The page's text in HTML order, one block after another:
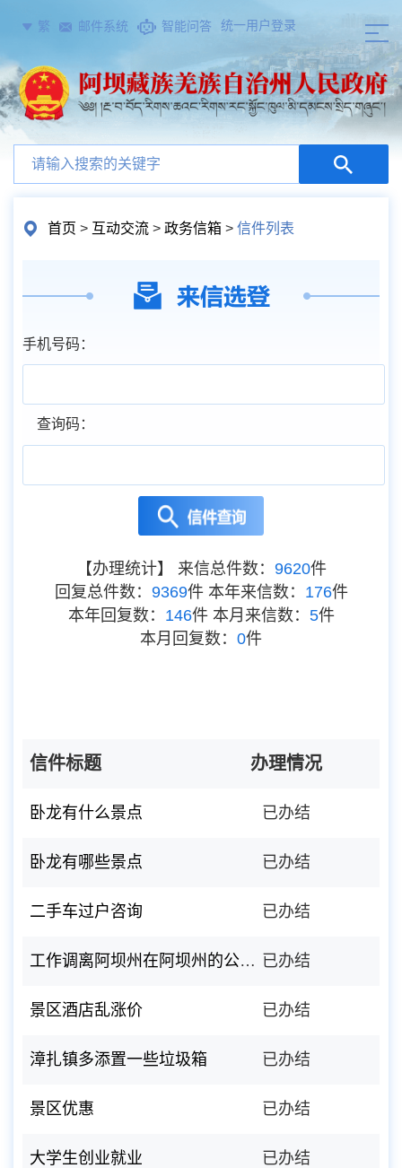
繁 邮件系统 智能问答 统一用户登录
首页 > 互动交流 > 政务信箱 > 信件列表
手机号码：
查询码：
【办理统计】 来信总件数： 9620件
回复总件数： 9369件 本年来信数： 176件
本年回复数： 146件 本月来信数： 5件
本月回复数： 0件
信件标题 办理情况
卧龙有什么景点 已办结
卧龙有哪些景点 已办结
二手车过户咨询 已办结
工作调离阿坝州在阿坝州的公积金账户余额可以取吗？ 已办结
景区酒店乱涨价 已办结
漳扎镇多添置一些垃圾箱 已办结
景区优惠 已办结
大学生创业就业 已办结